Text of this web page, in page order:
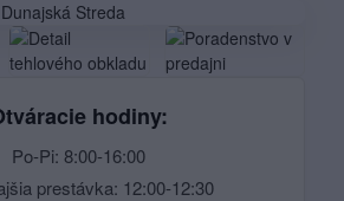
hodiny:
Po-Pi: 8:00-16:00
prestávka: 12:00-12:30